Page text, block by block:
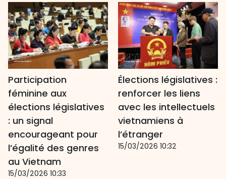
Participation
féminine aux
élections législatives
: un signal
encourageant pour
l’égalité des genres
au Vietnam
15/03/2026 10:33
Élections législatives :
renforcer les liens
avec les intellectuels
vietnamiens à
l’étranger
15/03/2026 10:32